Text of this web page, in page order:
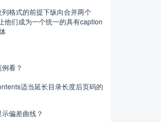
格式的前提下纵向合并两个
他们成为一个统一的具有caption
看？
适当延长目录长度后页码的
偏差曲线？